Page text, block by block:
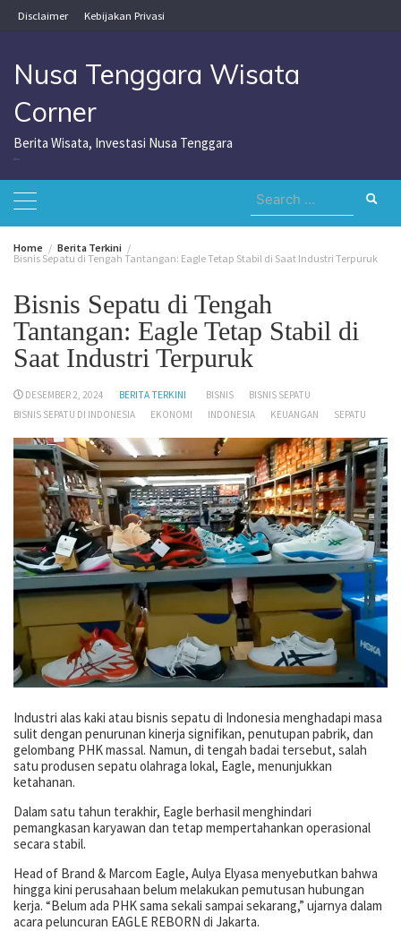
Skip
to
Disclaimer Kebijakan Privasi
Nusa Tenggara Wisata
Corner
Berita Wisata, Investasi Nusa Tenggara
Search
for:
Home
Berita Terkini
Bisnis Sepatu di Tengah Tantangan: Eagle Tetap Stabil di Saat Industri Terpuruk
Bisnis Sepatu di Tengah
Tantangan: Eagle Tetap Stabil di
Saat Industri Terpuruk
DESEMBER 2, 2024 BERITA TERKINI BISNIS
BISNIS SEPATU
BISNIS SEPATU DI INDONESIA
EKONOMI INDONESIA KEUANGAN SEPATU
Industri alas kaki atau bisnis sepatu di Indonesia menghadapi masa
sulit dengan penurunan kinerja signifikan, penutupan pabrik, dan
gelombang PHK massal. Namun, di tengah badai tersebut, salah
satu produsen sepatu olahraga lokal, Eagle, menunjukkan
ketahanan.
Dalam satu tahun terakhir, Eagle berhasil menghindari
pemangkasan karyawan dan tetap mempertahankan operasional
secara stabil.
Head of Brand & Marcom Eagle, Aulya Elyasa menyebutkan bahwa
hingga kini perusahaan belum melakukan pemutusan hubungan
kerja. “Belum ada PHK sama sekali sampai sekarang,” ujarnya dalam
acara peluncuran EAGLE REBORN di Jakarta.